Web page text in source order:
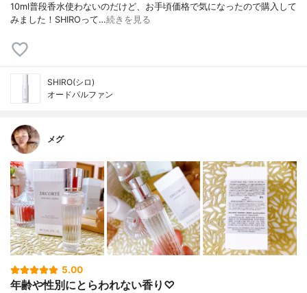
10ml普段香水使わないのだけど、お手頃価格で気になったので購入して
みました！SHIROって…続きを見る
SHIRO(シロ)
オードパルファン
メグ
5.00
年齢や性別にとらわれない香り♡